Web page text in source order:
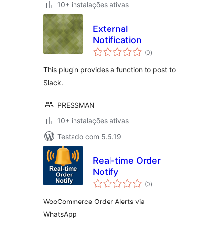
10+ instalações ativas
External
Notification
(0avaliações
totais
)
This plugin provides a function to post to
Slack.
PRESSMAN
10+ instalações ativas
Testado com 5.5.19
Real-time Order
Notify
(0avaliações
totais
)
WooCommerce Order Alerts via
WhatsApp